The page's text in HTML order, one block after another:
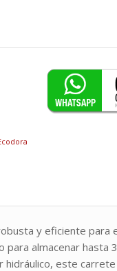
y eficiente para
para almacenar hasta
hidráulico, este